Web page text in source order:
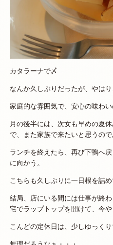
カタラーナで〆
なんか久しぶりだったが、やは
家庭的な雰囲気で、安心の味わい
月の後半には、次女も早めの夏
で、また家族で来たいと思うので
ランチを終えたら、再び下鴨へ
に向かう。
こちらも久しぶりに一日根を詰
結局、店にいる間には仕事が終
宅でラップトップを開けて、今や
こんどの定休日は、少しゆっくり